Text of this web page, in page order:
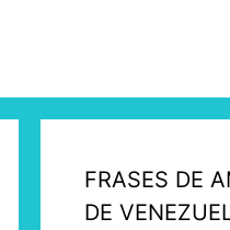
FRASES DE
DE